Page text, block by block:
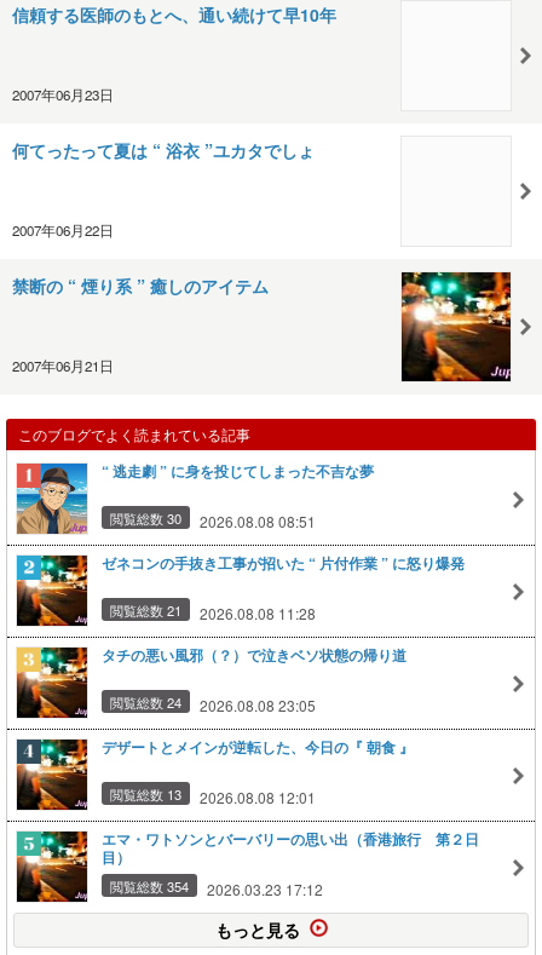
信頼する医師のもとへ、通い続けて早10年
2007年06月23日
何てったって夏は “ 浴衣 ”ユカタでしょ
2007年06月22日
禁断の “ 煙り系 ” 癒しのアイテム
2007年06月21日
このブログでよく読まれている記事
“ 逃走劇 ” に身を投じてしまった不吉な夢
閲覧総数 30 2026.08.08 08:51
ゼネコンの手抜き工事が招いた “ 片付作業 ” に怒り爆発
閲覧総数 21 2026.08.08 11:28
タチの悪い風邪（？）で泣きベソ状態の帰り道
閲覧総数 24 2026.08.08 23:05
デザートとメインが逆転した、今日の『 朝食 』
閲覧総数 13 2026.08.08 12:01
エマ・ワトソンとバーバリーの思い出（香港旅行 第２日
目）
閲覧総数 354 2026.03.23 17:12
もっと見る